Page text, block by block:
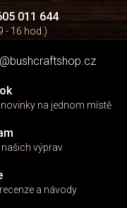
011 644
- 16 hod.)
na jednom místě
našich výprav
a návody